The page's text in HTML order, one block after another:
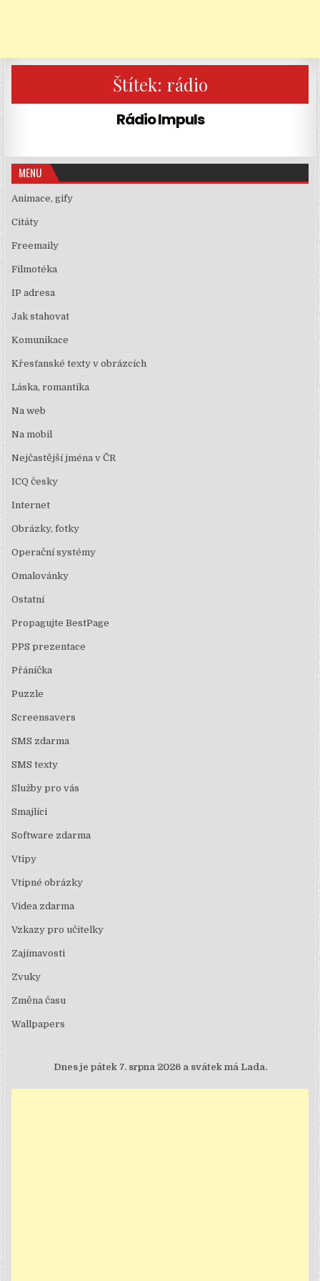
Štítek: rádio
Rádio Impuls
MENU
Animace, gify
Citáty
Freemaily
Filmotéka
IP adresa
Jak stahovat
Komunikace
Křesťanské texty v obrázcích
Láska, romantika
Na web
Na mobil
Nejčastější jména v ČR
ICQ česky
Internet
Obrázky, fotky
Operační systémy
Omalovánky
Ostatní
Propagujte BestPage
PPS prezentace
Přáníčka
Puzzle
Screensavers
SMS zdarma
SMS texty
Služby pro vás
Smajlíci
Software zdarma
Vtipy
Vtipné obrázky
Videa zdarma
Vzkazy pro učitelky
Zajímavosti
Zvuky
Změna času
Wallpapers
Dnes je pátek 7. srpna 2026 a svátek má Lada.